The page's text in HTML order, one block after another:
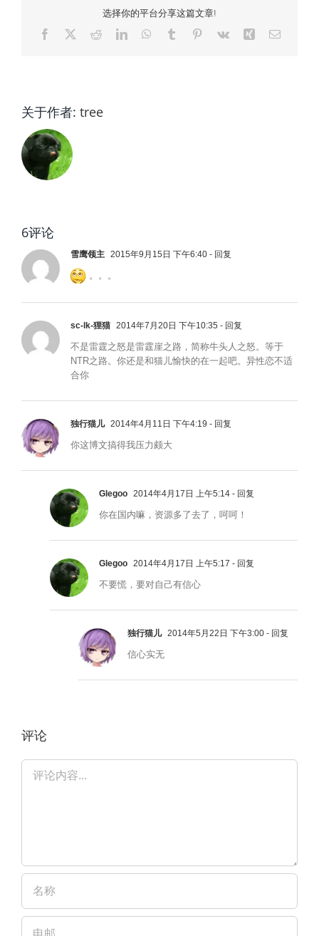
选择你的平台分享这篇文章!
Facebook RedditLinkedInWhatsApp
Tumblr Pinterest
Vk Xing 电
关于作者: tree
6评论
雪鹰领主 2015年9月15日 下午6:40 - 回复
。。。
sc-lk-狸猫 2014年7月20日 下午10:35 - 回复
不是雷霆之怒是雷霆崖之路，简称牛头人之怒。等于
NTR之路。你还是和猫儿愉快的在一起吧。异性恋不适
合你
独行猫儿 2014年4月11日 下午4:19 - 回复
你这博文搞得我压力颇大
Glegoo 2014年4月17日 上午5:14 - 回复
你在国内嘛，资源多了去了，呵呵！
Glegoo 2014年4月17日 上午5:17 - 回复
不要慌，要对自己有信心
独行猫儿 2014年5月22日 下午3:00 - 回复
信心实无
评论
评